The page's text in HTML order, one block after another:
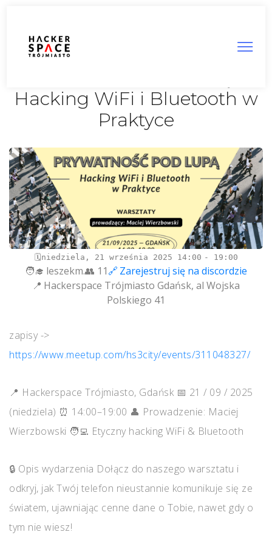
Hacking WiFi i Bluetooth w
Praktyce
niedziela, 21 września 2025 14:00 19:00
leszekm. 11
Zarejestruj się na discordzie
Hackerspace Trójmiasto Gdańsk, al Wojska
Polskiego 41
zapisy ->
https://www.meetup.com/hs3city/events/311048327/
📍 Hackerspace Trójmiasto, Gdańsk 📅 21 / 09 / 2025
(niedziela) ⏰ 14:00–19:00 👤 Prowadzenie: Maciej
Wierzbowski 🧑‍💻 Etyczny hacking WiFi & Bluetooth
🔒 Opis wydarzenia Dołącz do naszego warsztatu i
odkryj, jak Twój telefon nieustannie komunikuje się ze
światem, ujawniając cenne dane o Tobie, nawet gdy o
tym nie wiesz!